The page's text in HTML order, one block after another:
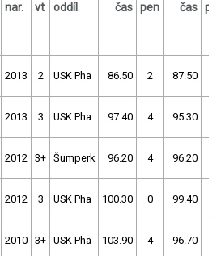
nar. vt oddíl čas pen čas
2013 2 USK Pha 86.50 2 87.50
2013 3 USK Pha 97.40 4 95.30
2012 3+ Šumperk 96.20 4 96.20
2012 3 USK Pha 100.30 0 99.40
2010 3+ USK Pha 103.90 4 96.70